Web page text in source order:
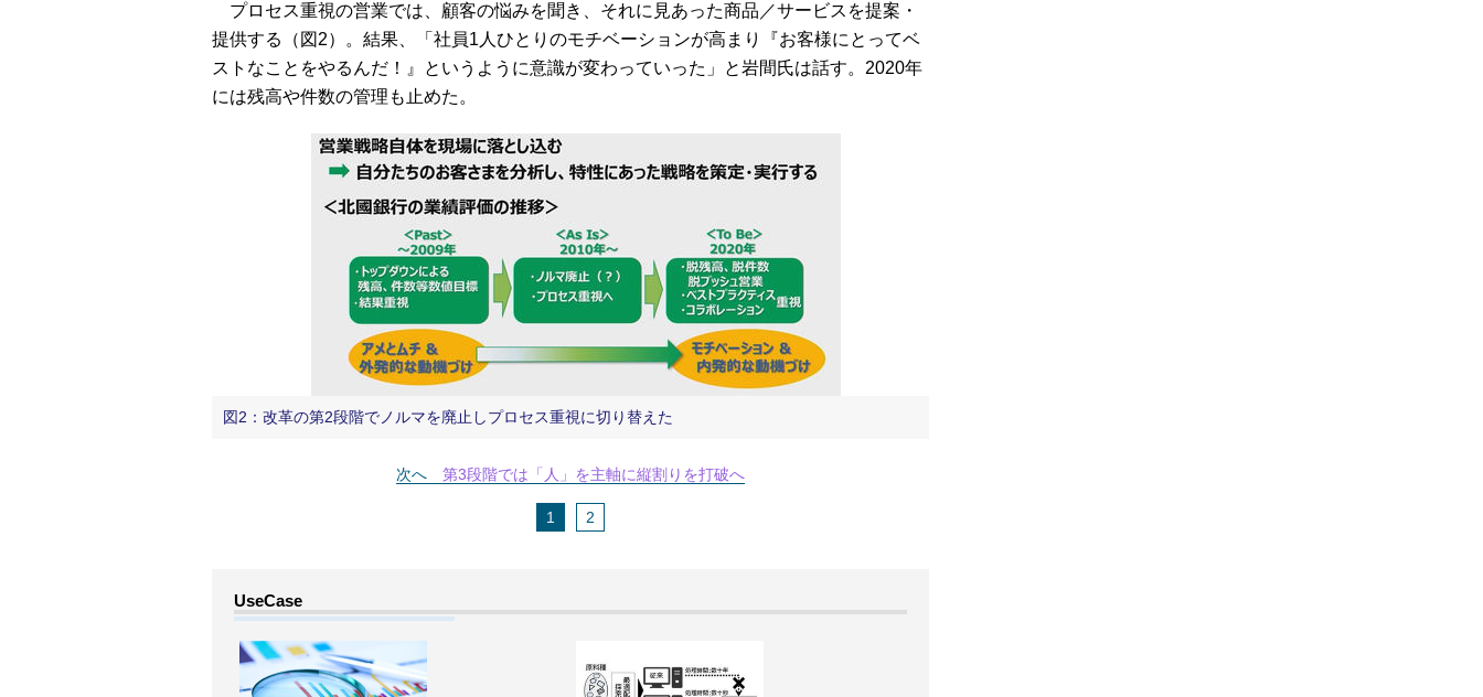
プロセス重視の営業では、顧客の悩みを聞き、それに見あった商品／サービスを提案・
提供する（図2）。結果、「社員1人ひとりのモチベーションが高まり『お客様にとってベ
ストなことをやるんだ！』というように意識が変わっていった」と岩間氏は話す。2020年
には残高や件数の管理も止めた。
図2：改革の第2段階でノルマを廃止しプロセス重視に切り替えた
次へ 第3段階では「人」を主軸に縦割りを打破へ
1 2